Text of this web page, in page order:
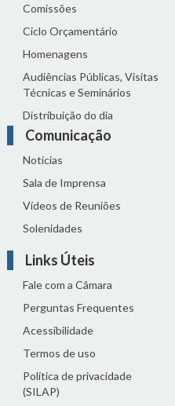
Comissões
Ciclo Orçamentário
Homenagens
Audiências Públicas, Visitas
Técnicas e Seminários
Distribuição do dia
Comunicação
Notícias
Sala de Imprensa
Vídeos de Reuniões
Solenidades
Links Úteis
Fale com a Câmara
Perguntas Frequentes
Acessibilidade
Termos de uso
Política de privacidade
(SILAP)